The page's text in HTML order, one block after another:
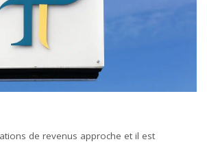
de revenus approche et il est